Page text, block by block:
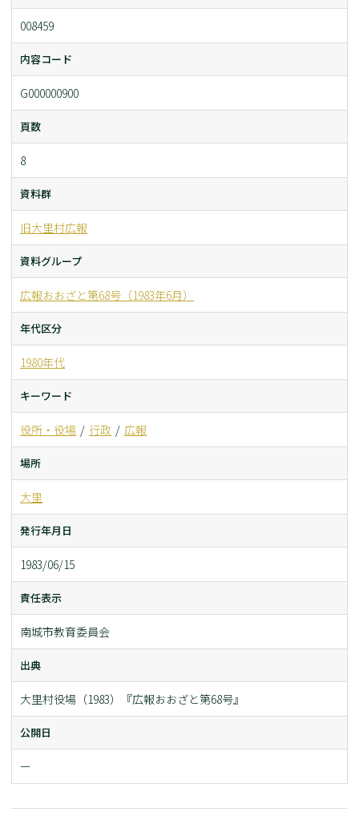
008459
内容コード
G000000900
頁数
8
資料群
旧大里村広報
資料グループ
広報おおざと第68号（1983年6月）
年代区分
1980年代
キーワード
役所・役場 行政 広報
場所
大里
発行年月日
1983/06/15
責任表示
南城市教育委員会
出典
大里村役場（1983）『広報おおざと第68号』
公開日
ー